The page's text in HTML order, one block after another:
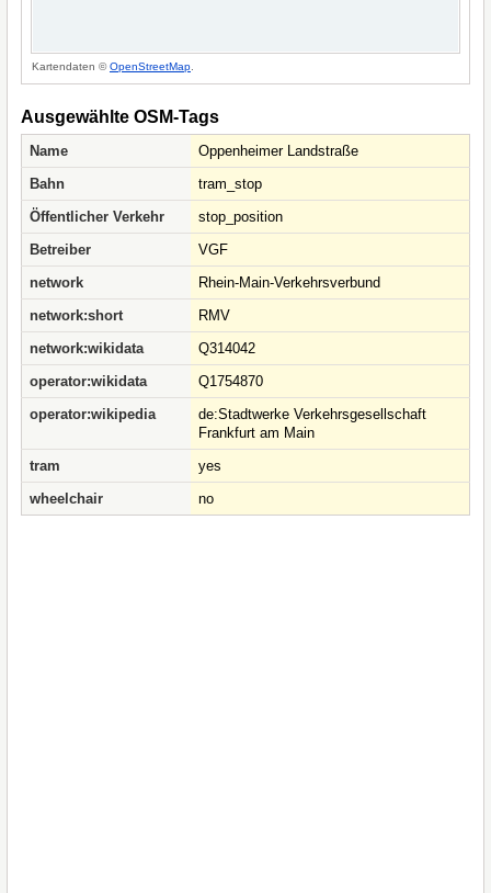
Kartendaten ©OpenStreetMap
Ausgewählte OSM-Tags
Name
Oppenheimer Landstraße
Bahn
tram_stop
Öffentlicher Verkehr
stop_position
Betreiber
VGF
network
Rhein-Main-Verkehrsverbund
network:short
RMV
network:wikidata
Q314042
operator:wikidata
Q1754870
operator:wikipedia
de:Stadtwerke Verkehrsgesellschaft
Frankfurt am Main
tram
yes
wheelchair
no